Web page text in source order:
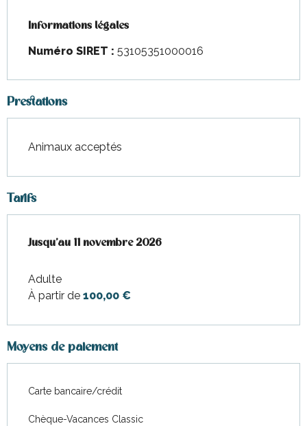
Informations légales
Informations légales
Numéro SIRET : 53105351000016
Prestations
Animaux acceptés
Tarifs
Du1 avril 2026au11 novembre 2026
Jusqu'au 11 novembre 2026
Adulte
À partir de 100,00 €
Moyens de paiement
Carte bancaire/crédit
Chèque-Vacances Classic